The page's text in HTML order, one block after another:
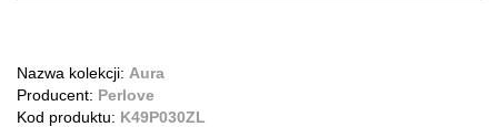
Nazwa kolekcji: Aura
Producent: Perlove
Kod produktu: K49P030ZL